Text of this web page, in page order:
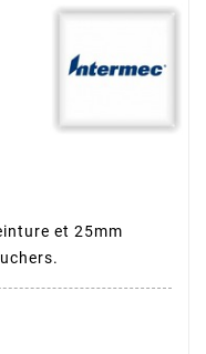
et 25mm